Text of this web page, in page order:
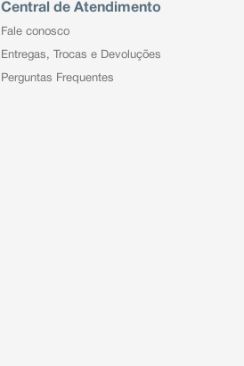
Central de Atendimento
Fale conosco
Entregas, Trocas e Devoluções
Perguntas Frequentes